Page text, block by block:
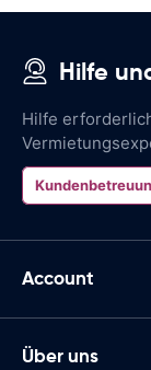
Hilfe
Hilfe
Account
Über uns